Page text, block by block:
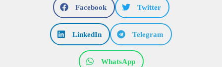
Facebook Twitter
LinkedIn Telegram
WhatsApp